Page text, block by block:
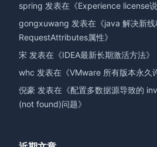
spring 发表在《Experience license
gongxuwang 发表在《java 解决新
RequestAttributes属性》
宋 发表在《IDEA最新长期激活方法》
whc 发表在《VMware 所有版本永久
倪豪 发表在《配置多数据源导致的
(not found)问题》